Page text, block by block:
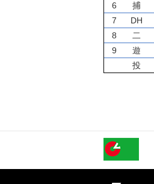
6
捕
7
DH
8
二
9
遊
投